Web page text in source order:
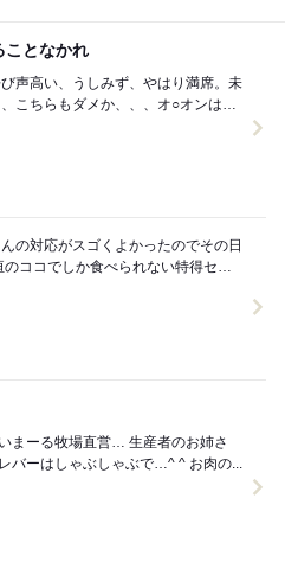
となかれ
声高い、うしみず、やはり満席。未
こちらもダメか、、、オ○オンはケ
の対応がスゴくよかったのでその日
ん！ 石垣牛三昧！ アグー豚三昧！ レバーはしゃぶしゃぶで…^ ^ お肉の...